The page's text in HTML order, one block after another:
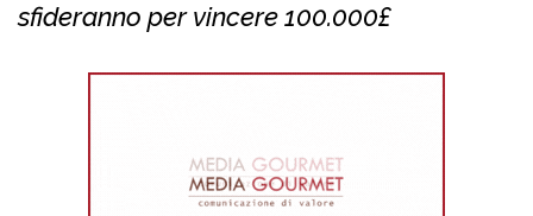
sfideranno per vincere 100.000£